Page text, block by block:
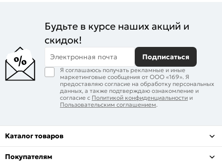
Будьте в курсе наших акций и
скидок!
Электронная почта Подписаться
Я соглашаюсь получать рекламные и иные
маркетинговые сообщения от ООО «169». Я
предоставляю согласие на обработку персональных
данных, а также подтверждаю ознакомление и
согласие с Политикой конфиденциальности и
Пользовательским соглашением.
Каталог товаров
Покупателям